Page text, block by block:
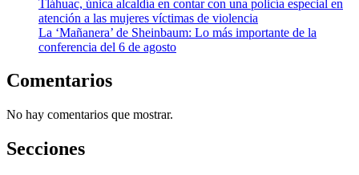
Tláhuac, única alcaldía en contar con una policía especial en
atención a las mujeres víctimas de violencia
La ‘Mañanera’ de Sheinbaum: Lo más importante de la
conferencia del 6 de agosto
Comentarios
No hay comentarios que mostrar.
Secciones